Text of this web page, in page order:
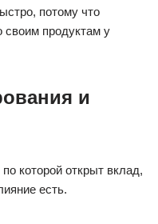
потому что
своим продуктам у
и
которой открыт вклад,
есть.